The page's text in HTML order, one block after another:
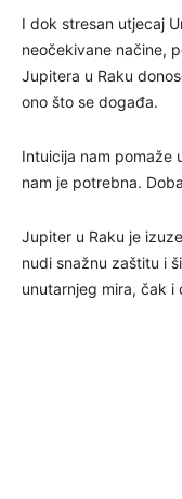
I dok stresan utjecaj
neočekivane načine,
Jupitera u Raku
ono što se događa.
Intuicija nam pomaže
nam je potrebna.
Jupiter u Raku je
nudi snažnu zaštitu i
unutarnjeg mira, čak i